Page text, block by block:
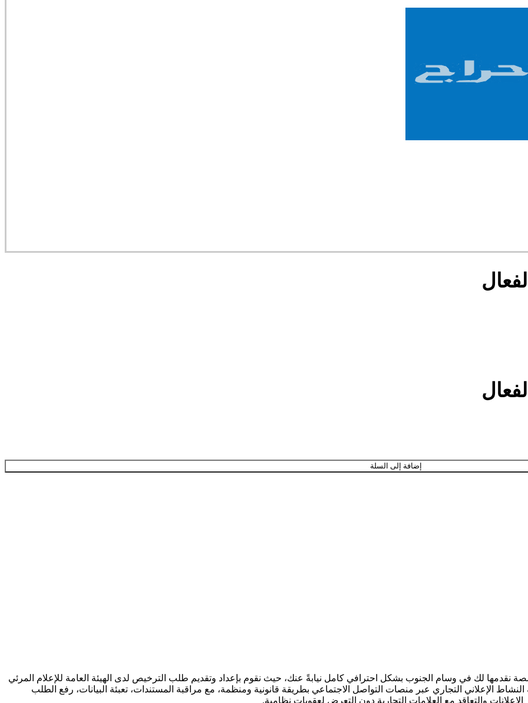
إضافة إلى السلة
لك في وسام الجنوب بشكل احترافي كامل نيابةً عنك، حيث نقوم بإعداد وتقديم طلب الترخيص لدى الهيئة العامة للإعلام المرئي
الإعلاني التجاري عبر منصات التواصل الاجتماعي بطريقة قانونية ومنظمة، مع مراقبة المستندات، تعبئة البيانات، رفع الطلب
والتعاقد مع العلامات التجارية دون التعرض لعقوبات نظامية.